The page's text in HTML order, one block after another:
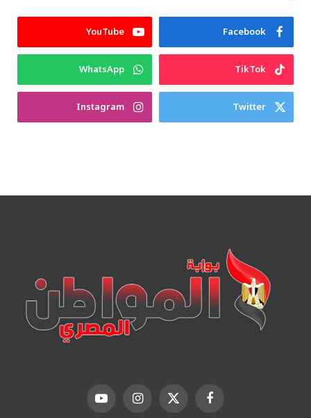
Facebook
YouTube
TikTok
WhatsApp
Twitter
Instagram
فيسبوك X الانستغراميوتيوب